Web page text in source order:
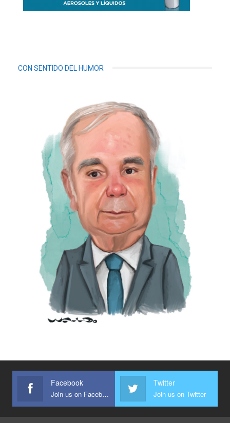
CON SENTIDO DEL HUMOR
Facebook
Join us on Facebook
Twitter
Join us on Twitter